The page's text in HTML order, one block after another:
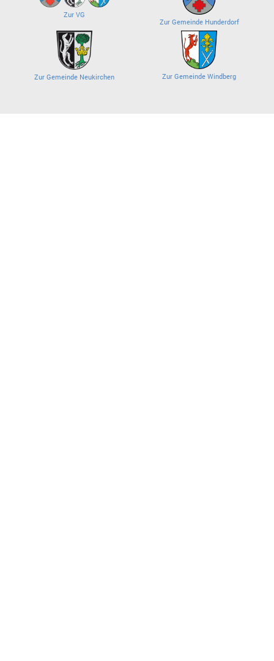
Zur VG
Zur Gemeinde Hunderdorf
Zur Gemeinde Neukirchen Zur Gemeinde Windberg